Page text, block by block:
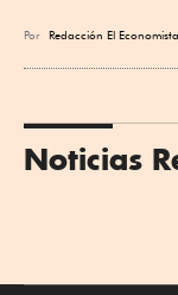
Por Redacción El Economista
Noticias